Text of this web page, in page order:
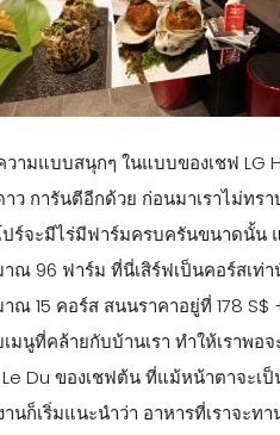
วามแบบสนุกๆ ในแบบของเชฟ LG
ว การันตีอีกด้วย ก่อนมาเราไม่ทร
ปร์จะมีไร่มีฟาร์มครบครันขนาดนั้น
ณ 96 ฟาร์ม ที่นี่เสิร์ฟเป็นคอร์สเท่
ณ 15 คอร์ส สนนราคาอยู่ที่ 178
มนูที่คล้ายกับบ้านเรา ทำให้เราพอ
Du ของเชฟต้น ที่แม้หน้าตาจะเป็
นก็เริ่มแนะนำว่า อาหารที่เราจะ